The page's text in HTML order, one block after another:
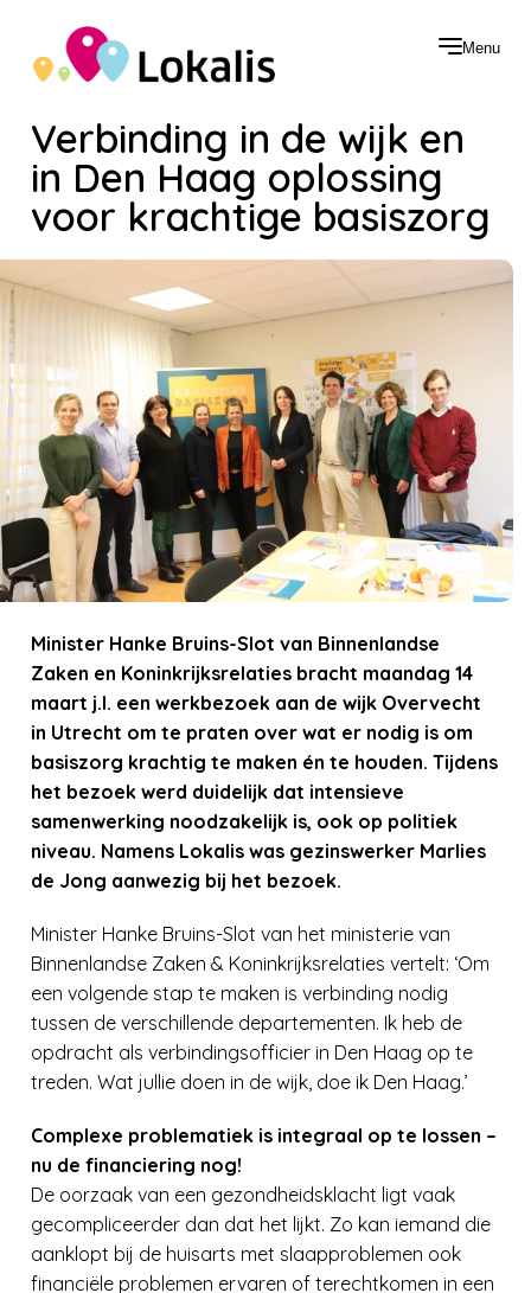
Menu
Verbinding in de wijk en
in Den Haag oplossing
voor krachtige basiszorg
Minister Hanke Bruins-Slot van Binnenlandse
Zaken en Koninkrijksrelaties bracht maandag 14
maart j.l. een werkbezoek aan de wijk Overvecht
in Utrecht om te praten over wat er nodig is om
basiszorg krachtig te maken én te houden. Tijdens
het bezoek werd duidelijk dat intensieve
samenwerking noodzakelijk is, ook op politiek
niveau. Namens Lokalis was gezinswerker Marlies
de Jong aanwezig bij het bezoek.
Minister Hanke Bruins-Slot van het ministerie van
Binnenlandse Zaken & Koninkrijksrelaties vertelt: ‘Om
een volgende stap te maken is verbinding nodig
tussen de verschillende departementen. Ik heb de
opdracht als verbindingsofficier in Den Haag op te
treden. Wat jullie doen in de wijk, doe ik Den Haag.’
Complexe problematiek is integraal op te lossen –
nu de financiering nog!
De oorzaak van een gezondheidsklacht ligt vaak
gecompliceerder dan dat het lijkt. Zo kan iemand die
aanklopt bij de huisarts met slaapproblemen ook
financiële problemen ervaren of terechtkomen in een